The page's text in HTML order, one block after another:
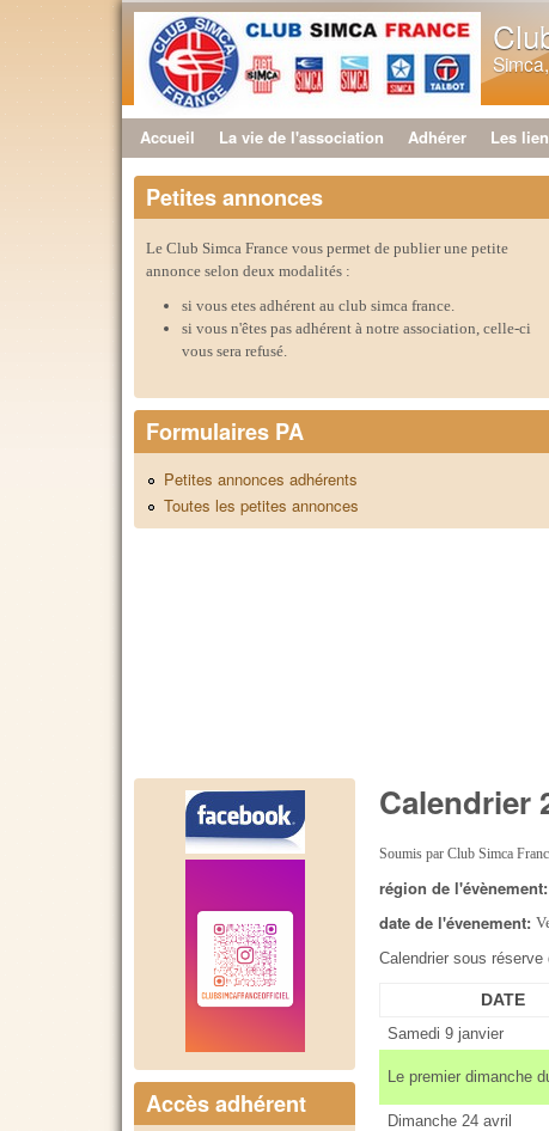
Menu principal
Accueil La vie de l'association Adhérer Les
Petites annonces
Le Club Simca France vous permet de publier une petite
annonce selon deux modalités :
si vous etes adhérent au club simca france.
si vous n'êtes pas adhérent à notre association, celle-ci
vous sera refusé.
Formulaires PA
Petites annonces adhérents
Toutes les petites annonces
Calendrier
Soumis parClub Simca
région de
date de l'évenement:
Calendrier sous
DATE
Samedi 9 janvier
Le premier dimanche
Dimanche 24 avril
Accès adhérent